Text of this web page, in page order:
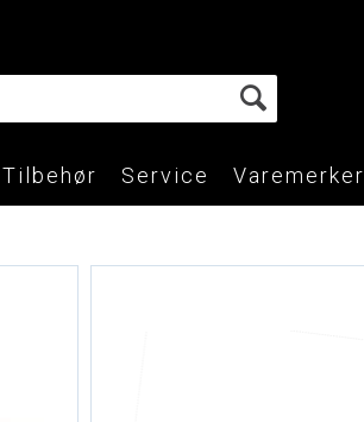
Tilbehør Service Varemerker